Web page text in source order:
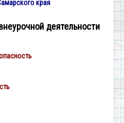
края
деятельности